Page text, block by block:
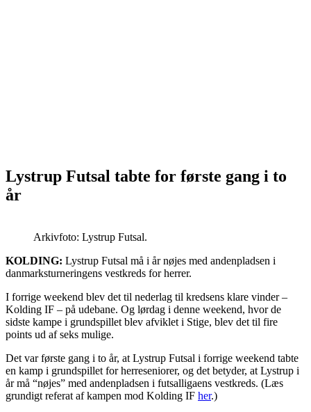
Lystrup Futsal tabte for første gang i to
år
Arkivfoto: Lystrup Futsal.
KOLDING: Lystrup Futsal må i år nøjes med andenpladsen i
danmarksturneringens vestkreds for herrer.
I forrige weekend blev det til nederlag til kredsens klare vinder –
Kolding IF – på udebane. Og lørdag i denne weekend, hvor de
sidste kampe i grundspillet blev afviklet i Stige, blev det til fire
points ud af seks mulige.
Det var første gang i to år, at Lystrup Futsal i forrige weekend tabte
en kamp i grundspillet for herreseniorer, og det betyder, at Lystrup i
år må “nøjes” med andenpladsen i futsalligaens vestkreds. (Læs
grundigt referat af kampen mod Kolding IF her.)